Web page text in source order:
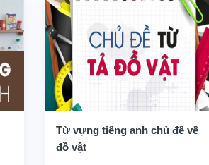
Từ vựng tiếng anh chủ đề về
đồ vật